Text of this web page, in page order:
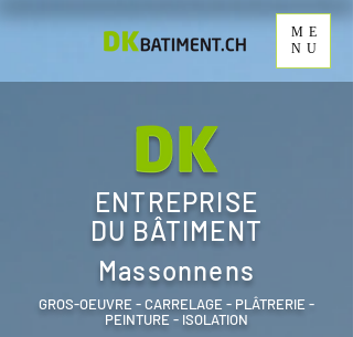
ME
NU
ENTREPRISE
DU BÂTIMENT
Massonnens
GROS-OEUVRE - CARRELAGE - PLÂTRERIE -
PEINTURE - ISOLATION